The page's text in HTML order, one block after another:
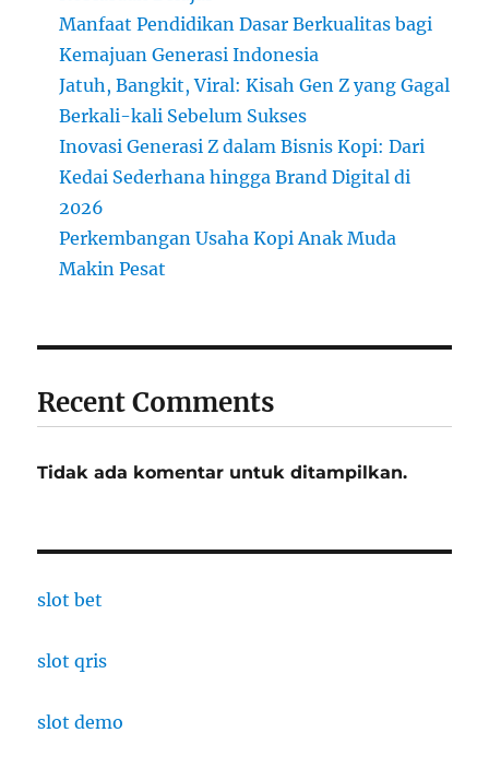
Manfaat Pendidikan Dasar Berkualitas bagi
Kemajuan Generasi Indonesia
Jatuh, Bangkit, Viral: Kisah Gen Z yang Gagal
Berkali-kali Sebelum Sukses
Inovasi Generasi Z dalam Bisnis Kopi: Dari
Kedai Sederhana hingga Brand Digital di
2026
Perkembangan Usaha Kopi Anak Muda
Makin Pesat
Recent Comments
Tidak ada komentar untuk ditampilkan.
slot bet
slot qris
slot demo